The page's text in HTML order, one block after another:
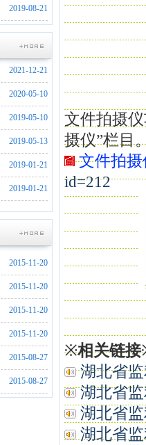
2019-08-21
2023-08-22
2021-12-21
2020-05-10
2019-05-10
2019-05-13
2019-01-21
2019-01-21
2024-02-21
2022-07-19
2021-12-21
2020-05-10
2019-05-10
2019-05-13
2019-01-21
2015-11-20
2015-11-20
2015-11-20
2015-11-20
2015-08-27
2015-08-27
文件拍摄
摄仪”栏目
文件拍
id=212
※相关链接
湖北省
湖北省
湖北省
湖北省